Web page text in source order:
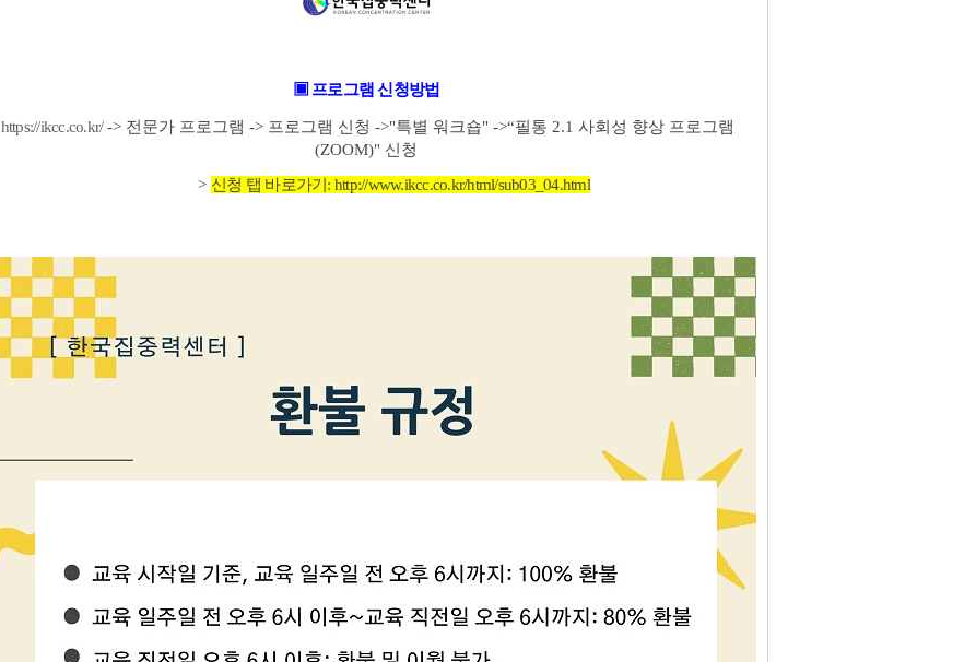
▣ 프로그램 신청방법
https://ikcc.co.kr/-> 전문가 프로그램 -> 프로그램 신청 ->"특별 워크숍" ->“필통 2.1 사회성 향상 프로그램
(ZOOM)" 신청
> 신청 탭 바로가기: http://www.ikcc.co.kr/html/sub03_04.html